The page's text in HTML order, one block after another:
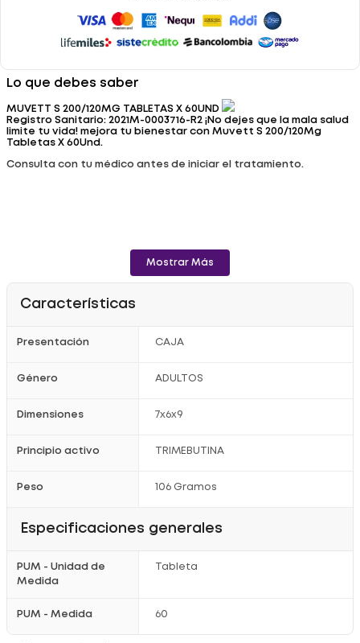
Lo que debes saber
MUVETT S 200/120MG TABLETAS X 60UND
Registro Sanitario: 2021M-0003716-R2 ¡No dejes que la mala salud
limite tu vida! mejora tu bienestar con Muvett S 200/120Mg
Tabletas X 60Und.
Consulta con tu médico antes de iniciar el tratamiento.
Mostrar Más
Características
Presentación CAJA
Género ADULTOS
Dimensiones 7x6x9
Principio activo TRIMEBUTINA
Peso 106 Gramos
Especificaciones generales
PUM - Unidad de
Medida
Tableta
PUM - Medida 60